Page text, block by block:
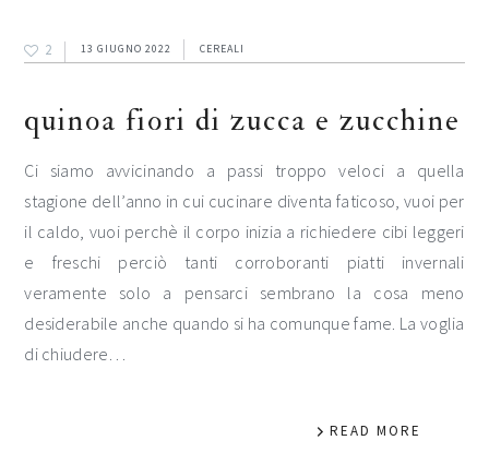
2 13 GIUGNO 2022 CEREALI
quinoa fiori di zucca e zucchine
Ci siamo avvicinando a passi troppo veloci a quella
stagione dell’anno in cui cucinare diventa faticoso, vuoi per
il caldo, vuoi perchè il corpo inizia a richiedere cibi leggeri
e freschi perciò tanti corroboranti piatti invernali
veramente solo a pensarci sembrano la cosa meno
desiderabile anche quando si ha comunque fame. La voglia
di chiudere…
READ MORE